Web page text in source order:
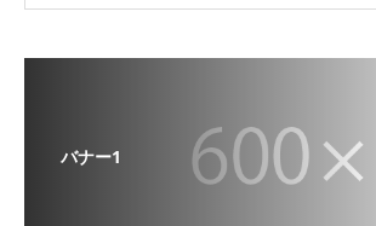
バナー1